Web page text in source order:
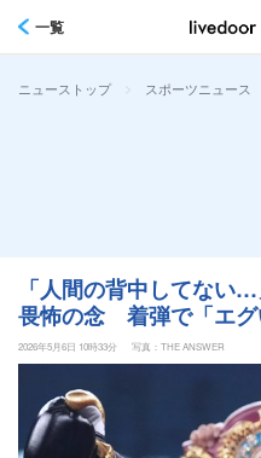
一覧
ニューストップ > スポーツニュース
「人間の背中してない
畏怖の念 着弾で「エグ
2026年5月6日 10時33分 写真：THE ANSWER